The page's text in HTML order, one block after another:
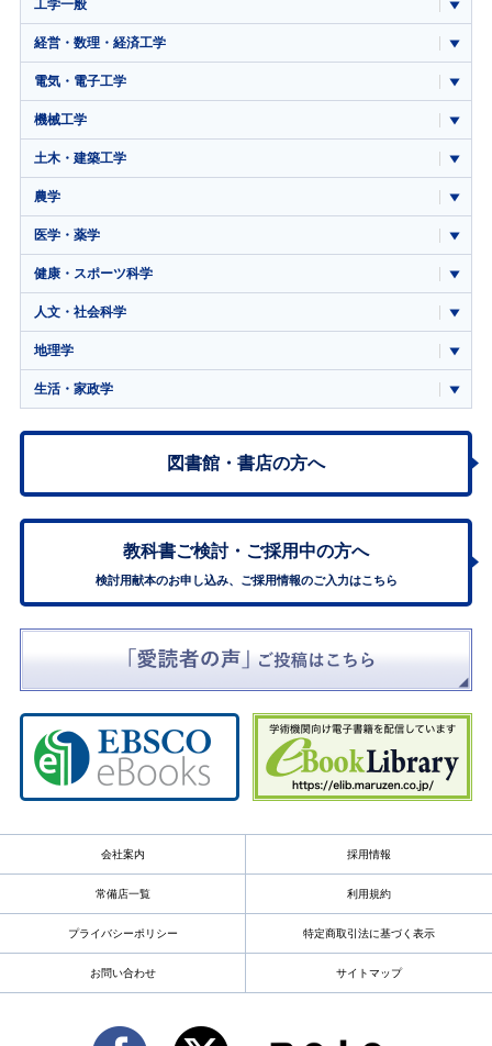
工学一般
経営・数理・経済工学
電気・電子工学
機械工学
土木・建築工学
農学
医学・薬学
健康・スポーツ科学
人文・社会科学
地理学
生活・家政学
図書館・書店の方へ
教科書ご検討・ ご採用中の方へ
検討用献本のお申し込み、ご採用情報のご入力はこちら
会社案内 採用情報
常備店一覧 利用規約
プライバシーポリシー 特定商取引法に基づく表示
お問い合わせ サイトマップ